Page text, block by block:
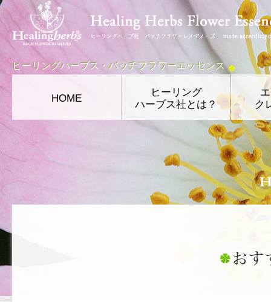
ヒーリングハーブス・バッチフラワーエッセンス
HOME
ヒーリング
ハーブス社とは？
ク